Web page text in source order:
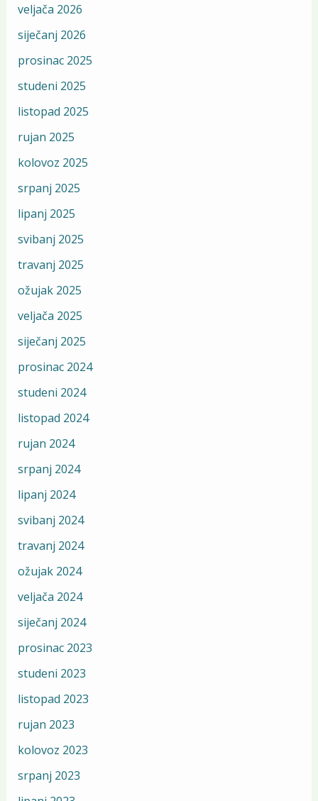
veljača 2026
siječanj 2026
prosinac 2025
studeni 2025
listopad 2025
rujan 2025
kolovoz 2025
srpanj 2025
lipanj 2025
svibanj 2025
travanj 2025
ožujak 2025
veljača 2025
siječanj 2025
prosinac 2024
studeni 2024
listopad 2024
rujan 2024
srpanj 2024
lipanj 2024
svibanj 2024
travanj 2024
ožujak 2024
veljača 2024
siječanj 2024
prosinac 2023
studeni 2023
listopad 2023
rujan 2023
kolovoz 2023
srpanj 2023